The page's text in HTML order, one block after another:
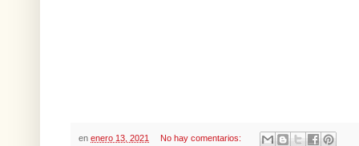
en enero 13, 2021 No hay comentarios: